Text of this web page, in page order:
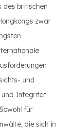
des britischen
zwar
und
und Integrität
für
die sich in